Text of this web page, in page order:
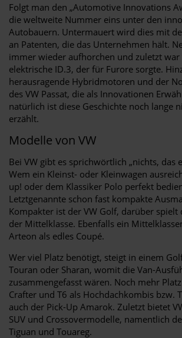
Folgt man den „Automotive Innovations
die weltweite Nummer eins unter den
Autobauern. Untermauert wird dies mit
an Patenten, die das Unternehmen hält.
immer wieder aufhorchen und zuletzt war
elektrische ID.3, der für Furore sorgte.
herausragende Hybridmotoren und der
des VW Passat, die als Innovationen
natürlich ist diese Geschichte noch lange
erzählt.
Modelle von VW
Bei VW gibt es sprichwörtlich „nichts, das
Wem ein Kleinst- oder Kleinwagen
up! oder dem Klassiker Polo perfekt
Letztgenannte schon fast kompakte
Kompakter ist der VW Golf, darüber spielt
der Mittelklasse. Ebenfalls ein
Arteon als edles Coupé.
Wer viel Platz benötigt, steigt in einem
Touran oder Sharan, womit die Van-
zusammengefasst wären. Noch mehr
Crafter und T6 als Hochdachkombis bzw.
auch der Pick-Up Amarok. Zuletzt bietet
SUV und Crossovermodelle, namentlich
Tiguan und Touareg.